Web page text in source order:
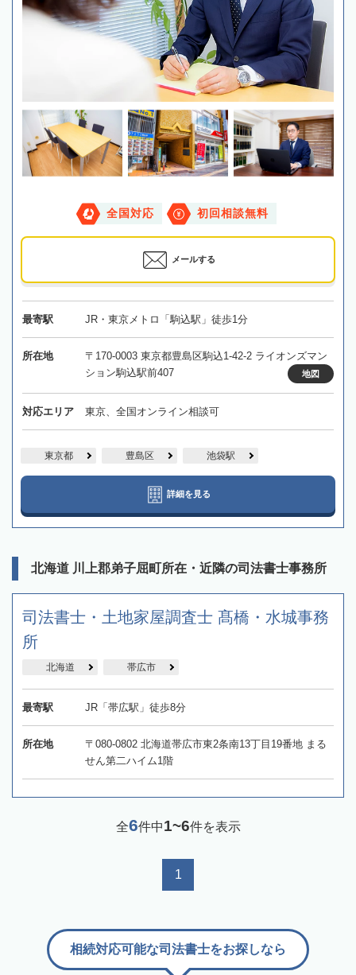
全国対応 初回相談無料
メールする
最寄駅 JR・東京メトロ「駒込駅」徒歩1分
所在地
〒170-0003 東京都豊島区駒込1-42-2 ライオンズマン
ション駒込駅前407
地図
対応エリア 東京、全国オンライン相談可
東京都 豊島区 池袋駅
詳細を見る
北海道 川上郡弟子屈町所在・近隣の司法書士事務所
司法書士・土地家屋調査士 髙橋・水城事務
所
北海道 帯広市
最寄駅 JR「帯広駅」徒歩8分
所在地
〒080-0802 北海道帯広市東2条南13丁目19番地 まる
せん第二ハイム1階
全6件中1~6件を表示
1
相続対応可能な司法書士をお探しなら